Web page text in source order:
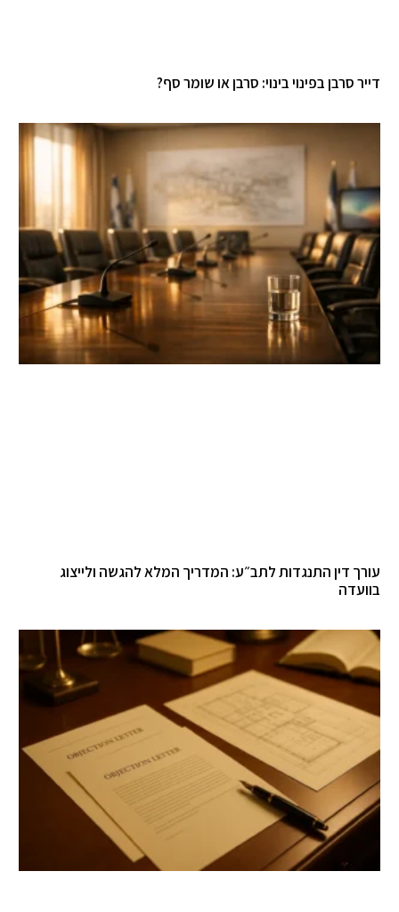
דייר סרבן בפינוי בינוי: סרבן או שומר סף?
עורך דין התנגדות לתב״ע: המדריך המלא להגשה ולייצוג
בוועדה